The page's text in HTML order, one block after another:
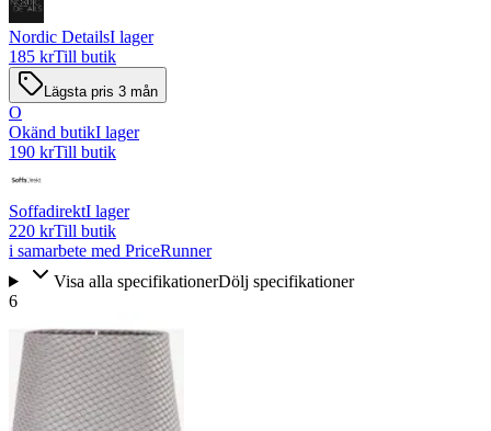
Nordic DetailsI lager
185 krTill butik
Lägsta pris 3 mån
O
Okänd butikI lager
190 krTill butik
SoffadirektI lager
220 krTill butik
i samarbete med PriceRunner
Visa alla specifikationerDölj specifikationer
6